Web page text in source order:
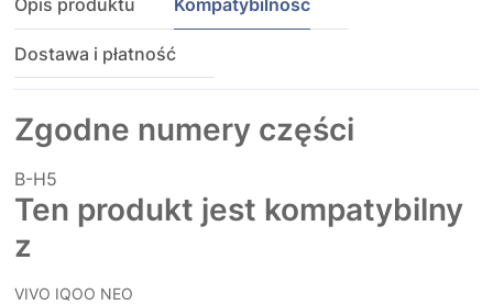
Opis produktu Kompatybilność
Dostawa i płatność
Zgodne numery części
B-H5
Ten produkt jest kompatybilny
z
VIVO IQOO NEO